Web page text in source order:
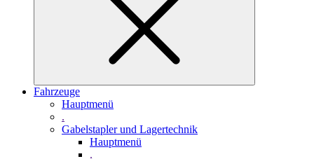
Fahrzeuge
Hauptmenü
.
Gabelstapler und Lagertechnik
Hauptmenü
.